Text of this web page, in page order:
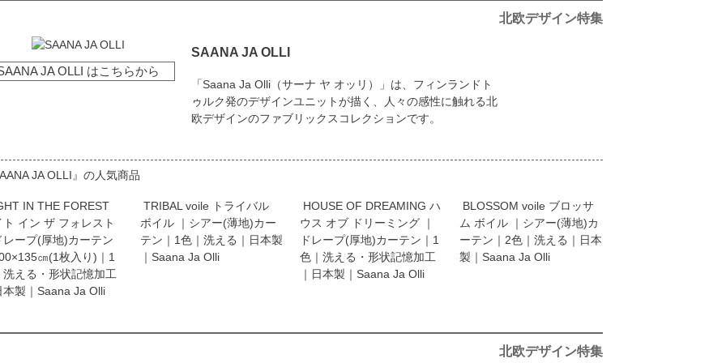
北欧デザイン特集
JA OLLI はこちらから
SAANA JA OLLI
「Saana Ja Olli（サーナ ヤ オッリ）」は、フィンランドト
ゥルク発のデザインユニットが描く、人々の感性に触れる北
欧デザインのファブリックスコレクションです。
JA OLLI』の人気商品
IN THE FOREST
ト イン ザ フォレスト
レープ(厚地)カーテン
㎝(1枚入り)｜1
洗える・形状記憶加工
本製｜Saana Ja Olli
TRIBAL voile トライバル
ボイル ｜シアー(薄地)カー
テン｜1色｜洗える｜日本製
｜Saana Ja Olli
HOUSE OF DREAMING ハ
ウス オブ ドリーミング ｜
ドレープ(厚地)カーテン｜1
色｜洗える・形状記憶加工
｜日本製｜Saana Ja Olli
BLOSSOM voile ブロッサ
ム ボイル ｜シアー(薄地)カ
ーテン｜2色｜洗える｜日本
製｜Saana Ja Olli
北欧デザイン特集